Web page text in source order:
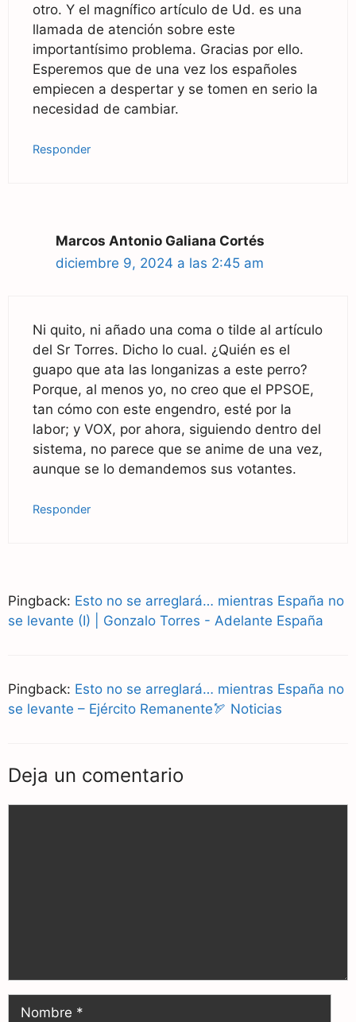
otro. Y el magnífico artículo de Ud. es una
llamada de atención sobre este
importantísimo problema. Gracias por ello.
Esperemos que de una vez los españoles
empiecen a despertar y se tomen en serio la
necesidad de cambiar.
Responder
Marcos Antonio Galiana Cortés
diciembre 9, 2024 a las 2:45 am
Ni quito, ni añado una coma o tilde al artículo
del Sr Torres. Dicho lo cual. ¿Quién es el
guapo que ata las longanizas a este perro?
Porque, al menos yo, no creo que el PPSOE,
tan cómo con este engendro, esté por la
labor; y VOX, por ahora, siguiendo dentro del
sistema, no parece que se anime de una vez,
aunque se lo demandemos sus votantes.
Responder
Pingback: Esto no se arreglará… mientras España no
se levante (I) | Gonzalo Torres - Adelante España
Pingback: Esto no se arreglará… mientras España no
se levante – Ejército Remanente🏹 Noticias
Deja un comentario